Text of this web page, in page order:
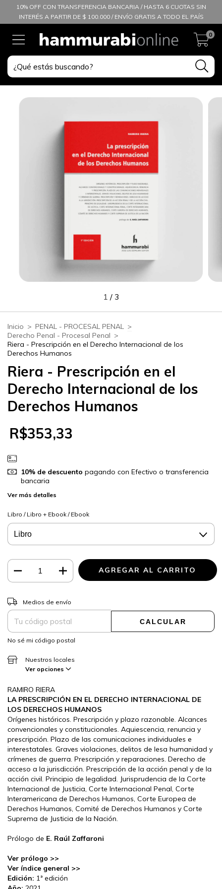
10% OFF CON TRANSFERENCIA BANCARIA / HASTA 6 CUOTAS SIN
INTERÉS A PARTIR DE $ 100.000 / ENVÍO GRATIS A TODO EL PAÍS
0
1 / 3
Inicio > PENAL - PROCESAL PENAL >
Derecho Penal - Procesal Penal >
Riera - Prescripción en el Derecho Internacional de los
Derechos Humanos
Riera - Prescripción en el
Derecho Internacional de los
Derechos Humanos
R$353,33
10% de descuento pagando con Efectivo o transferencia
bancaria
Ver más detalles
Libro / Libro + Ebook / Ebook
Entregas para el CP:
Medios de envío
CALCULAR
No sé mi código postal
Nuestros locales
Ver opciones
RAMIRO RIERA
LA PRESCRIPCIÓN EN EL DERECHO INTERNACIONAL DE
LOS DERECHOS HUMANOS
Orígenes históricos. Prescripción y plazo razonable. Alcances
convencionales y constitucionales. Aquiescencia, renuncia y
prescripción. Plazo de las comunicaciones individuales e
interestatales. Graves violaciones, delitos de lesa humanidad y
crímenes de guerra. Prescripción y reparaciones. Derecho de
acceso a la jurisdicción. Prescripción de la acción penal y de la
acción civil. Principio de legalidad. Jurisprudencia de la Corte
Internacional de Justicia, Corte Internacional Penal, Corte
Interamericana de Derechos Humanos, Corte Europea de
Derechos Humanos, Comité de Derechos Humanos y Corte
Suprema de Justicia de la Nación.
Prólogo de E. Raúl Zaffaroni
Ver prólogo >>
Ver índice general >>
Edición: 1ª edición